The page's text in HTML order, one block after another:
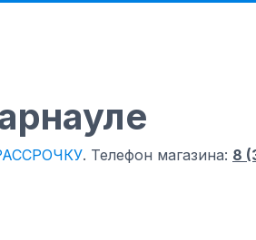
. Телефон магазина: 8